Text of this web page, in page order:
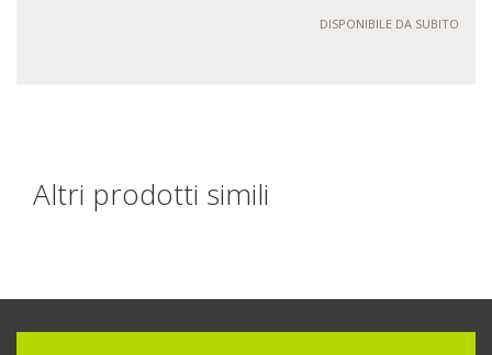
DISPONIBILE DA SUBITO
Altri prodotti simili